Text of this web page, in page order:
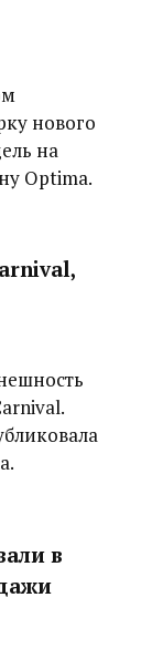
нового
на
Optima.
в